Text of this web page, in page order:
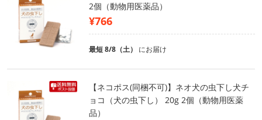
2個（動物用医薬品）
¥766
最短 8/8（土） にお届け
【ネコポス(同梱不可)】ネオ犬の虫下し犬チ
ョコ（犬の虫下し） 20g 2個（動物用医薬
品）